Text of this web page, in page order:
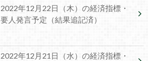
2022年12月22日（木）の経済指標・
要人発言予定（結果追記済）
2022年12月21日（水）の経済指標・